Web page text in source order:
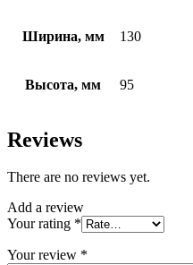
Ширина, мм 130
Высота, мм 95
Reviews
There are no reviews yet.
Add a review
Your rating *
Your review *